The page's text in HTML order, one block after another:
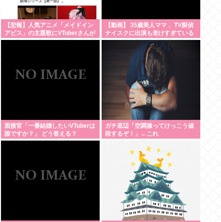
【悲報】人気アニメ「メイドイン
アビス」の主題歌にVTuberさんが
起用されてまたまたまた炎上、も
【動画】 35歳美人ママ 、TV探偵
ナイスクに出演も老けすぎている
48歳だろと誹謗中傷
面接官「一番結婚したいVTuberは
誰ですか？」 どう答える？
ガチ底辺「空調服ってけっこう値
段するぞ！」←これ